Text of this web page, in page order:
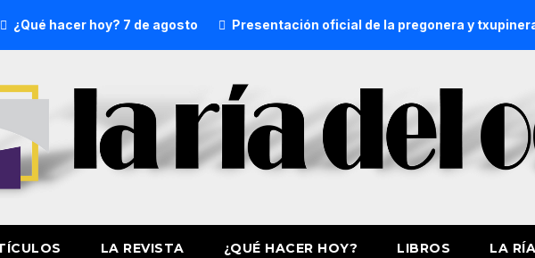
¿Qué hacer hoy? 7 de agosto Presentación oficial de la pregonera y txupinera
LA REVISTA ¿QUÉ HACER HOY? LIBROS LA